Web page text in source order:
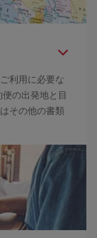
利用に必要な
の出発地と目
はその他の書類